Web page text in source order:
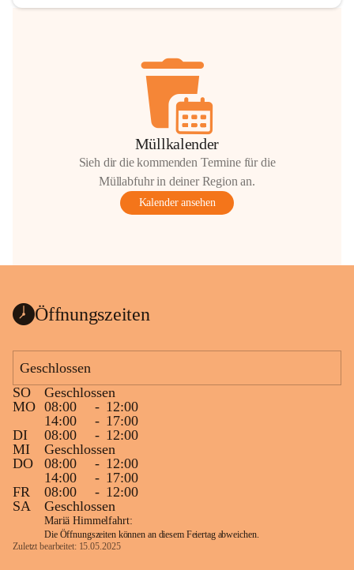
Müllkalender
Sieh dir die kommenden Termine für die
Müllabfuhr in deiner Region an.
Kalender ansehen
Öffnungszeiten
Geschlossen
SO
Geschlossen
MO 08:00 - 12:00
14:00
- 17:00
DI
08:00 - 12:00
MI
Geschlossen
DO
08:00 - 12:00
14:00
- 17:00
FR
08:00 - 12:00
SA
Geschlossen
Mariä Himmelfahrt:
Die Öffnungszeiten können an diesem Feiertag abweichen.
Zuletzt bearbeitet: 15.05.2025